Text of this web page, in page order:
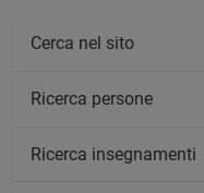
Cerca nel sito
Ricerca persone
Ricerca insegnamenti